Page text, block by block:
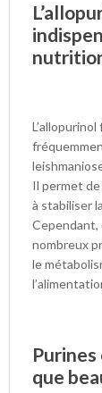
Il permet
à stabiliser
nombreux
le
que